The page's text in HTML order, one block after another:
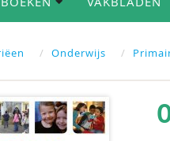
Onderwijs